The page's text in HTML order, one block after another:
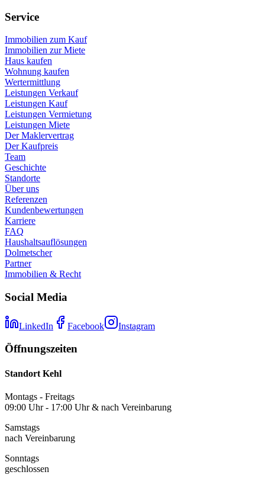
Service
Immobilien zum Kauf
Immobilien zur Miete
Haus kaufen
Wohnung kaufen
Wertermittlung
Leistungen Verkauf
Leistungen Kauf
Leistungen Vermietung
Leistungen Miete
Der Maklervertrag
Der Kaufpreis
Team
Geschichte
Standorte
Über uns
Referenzen
Kundenbewertungen
Karriere
FAQ
Haushaltsauflösungen
Dolmetscher
Partner
Immobilien & Recht
Social Media
LinkedIn Facebook Instagram
Öffnungszeiten
Standort Kehl
Montags - Freitags
09:00 Uhr - 17:00 Uhr & nach Vereinbarung
Samstags
nach Vereinbarung
Sonntags
geschlossen